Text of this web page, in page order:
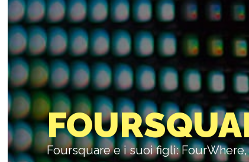
Foursquare e i suoi figli: